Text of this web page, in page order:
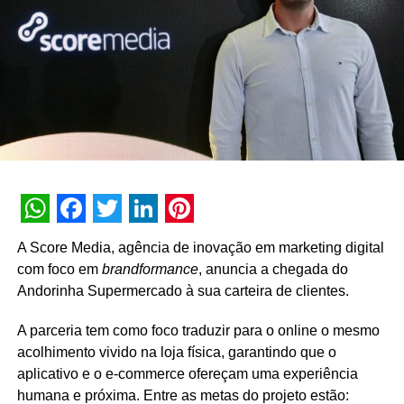
trabalho sustentável e diverso, mas também entendemos
que podemos ir além das portas da agência e impactar a
sociedade com nossos valores. Acreditamos que, ao
ajudar esses pequenos empresários com um pouco da
nossa expertise, contribuímos com as famílias que
dependem dos seus negócios para sobreviver, mas
também com a economia local das cidades”, afirma
Kehdi.
O sócio fundador explica ainda que a equipe de apoio
disponibilizada para a consultoria gratuita é formada
cerca de 25 profissionais de diferentes áreas e níveis,
desde estagiários, passando por analistas até os próprios
sócios, que fizeram questão de ceder 2 mil horas para
tendência é que o time disponível para ação cresça à
medida em que às necessidades se apresentem.
“Esse é um momento chave para explorar o digital e os
WhatsApp
Facebook
Twitter
LinkedIn
Pinterest
A Score Media, agência de inovação em marketing digital
com foco em brandformance, anuncia a chegada do
Andorinha Supermercado à sua carteira de clientes.
A parceria tem como foco traduzir para o online o mesmo
acolhimento vivido na loja física, garantindo que o
aplicativo e o e-commerce ofereçam uma experiência
humana e próxima. Entre as metas do projeto estão: